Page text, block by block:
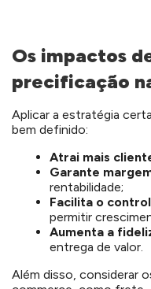
Os impactos
precificação
Aplicar a estratégia
bem definido:
Atrai mais
Garante
rentabilidade;
Facilita o
permitir
Aumenta a
entrega de valor.
Além disso, considerar